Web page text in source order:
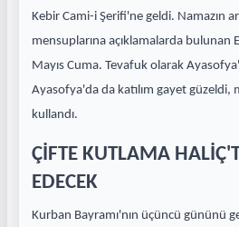
Kebir Cami-i Şerifi'ne geldi. Namazın
mensuplarına açıklamalarda bulunan
Mayıs Cuma. Tevafuk olarak
Ayasofya'da da katılım gayet
kullandı.
ÇİFTE KUTLAMA
EDECEK
Kurban Bayramı'nın üçüncü gününü